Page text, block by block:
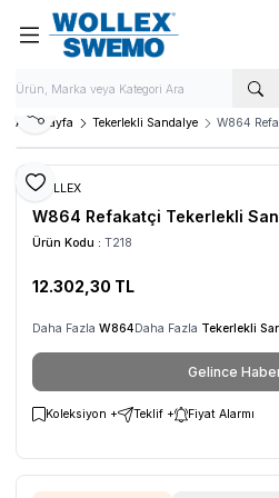
Ana Sayfa Tekerlekli Sandalye W864
Favoriye Ekle
Paylaş
WOLLEX
W864 Refakatçi Tekerlekli
Ürün Kodu : T218
12.302,30 TL
Daha Fazla W864Daha Fazla Tekerlekli
Gelince
Koleksiyon + Teklif + Fiyat Alarmı